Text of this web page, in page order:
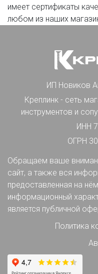
имеет сертификаты
любом из наших
ИП Новиков
Креплинк - сеть
инструментов и
ИНН
ОГРН
Обращаем ваше
сайт, а также вся
предоставленная на
информационный
является публичной
Политика